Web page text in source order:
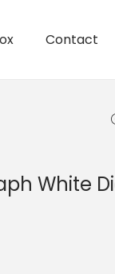
Contact
White